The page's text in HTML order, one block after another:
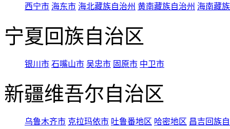
西宁市 海东市 海北藏族自治州 黄南藏族自治州 海南藏
宁夏回族自治区
银川市 石嘴山市 吴忠市 固原市 中卫市
新疆维吾尔自治区
乌鲁木齐市 克拉玛依市 吐鲁番地区 哈密地区 昌吉回族